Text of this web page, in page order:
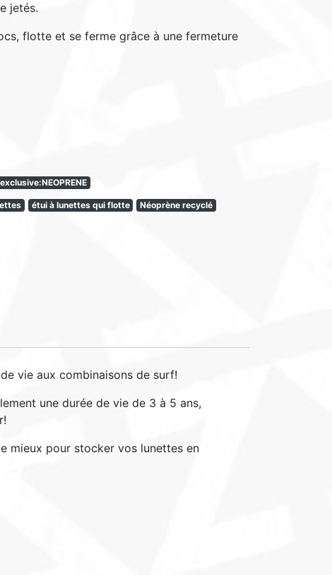
jetés.
flotte et se ferme grâce à une fermeture
étui à lunettes qui flotte Néoprène recyclé
vie aux combinaisons de surf!
une durée de vie de 3 à 5 ans,
mieux pour stocker vos lunettes en